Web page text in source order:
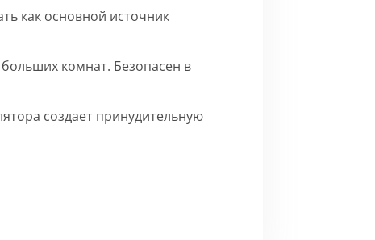
как основной источник
комнат. Безопасен в
создает принудительную